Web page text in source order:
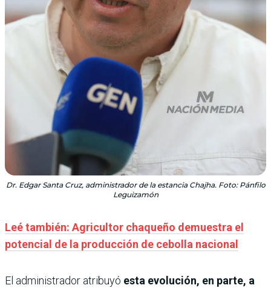
Dr. Edgar Santa Cruz, administrador de la estancia Chajha. Foto: Pánfilo
Leguizamón
Leé también: Agricultor chaqueño demuestra el
potencial de la producción de cebolla nacional
El administrador atribuyó esta evolución, en parte, a